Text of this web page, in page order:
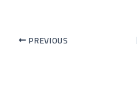
PREVIOUS